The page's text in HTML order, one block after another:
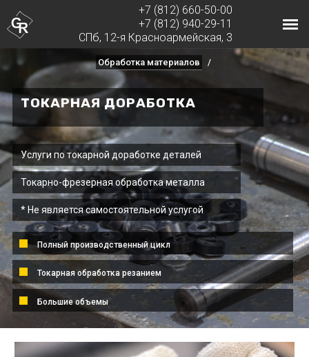
+7 (812) 660-50-00
+7 (812) 940-29-11
СПб, 12-я Красноармейская, 3
Обработка материалов
ТОКАРНАЯ ДОРАБОТКА
Услуги по токарной доработке деталей
Токарно-фрезерная обработка металла
* Не является самостоятельной услугой
Полный производственный цикл
Токарная обработка резанием
Большие объемы